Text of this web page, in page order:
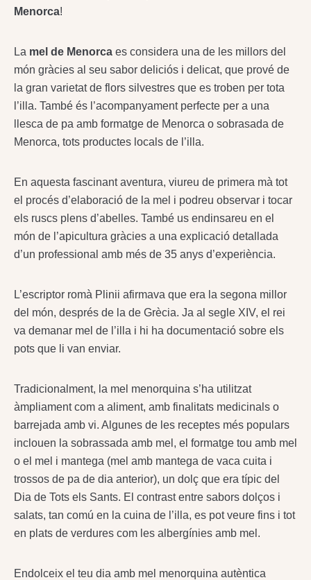
Menorca!
La mel de Menorca es considera una de les millors del
món gràcies al seu sabor deliciós i delicat, que prové de
la gran varietat de flors silvestres que es troben per tota
l’illa. També és l’acompanyament perfecte per a una
llesca de pa amb formatge de Menorca o sobrasada de
Menorca, tots productes locals de l’illa.
En aquesta fascinant aventura, viureu de primera mà tot
el procés d’elaboració de la mel i podreu observar i tocar
els ruscs plens d’abelles. També us endinsareu en el
món de l’apicultura gràcies a una explicació detallada
d’un professional amb més de 35 anys d’experiència.
L’escriptor romà Plinii afirmava que era la segona millor
del món, després de la de Grècia. Ja al segle XIV, el rei
va demanar mel de l’illa i hi ha documentació sobre els
pots que li van enviar.
Tradicionalment, la mel menorquina s’ha utilitzat
àmpliament com a aliment, amb finalitats medicinals o
barrejada amb vi. Algunes de les receptes més populars
inclouen la sobrassada amb mel, el formatge tou amb mel
o el mel i mantega (mel amb mantega de vaca cuita i
trossos de pa de dia anterior), un dolç que era típic del
Dia de Tots els Sants. El contrast entre sabors dolços i
salats, tan comú en la cuina de l’illa, es pot veure fins i tot
en plats de verdures com les albergínies amb mel.
Endolceix el teu dia amb mel menorquina autèntica